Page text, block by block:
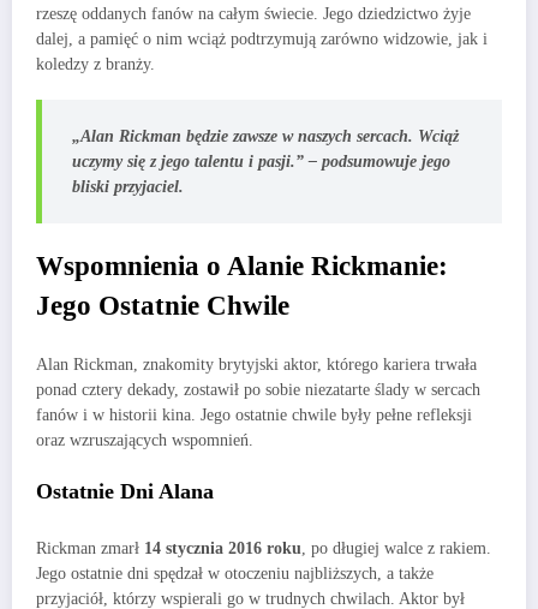
rzeszę oddanych fanów na całym świecie. Jego dziedzictwo żyje
dalej, a pamięć o nim wciąż podtrzymują zarówno widzowie, jak i
koledzy z branży.
„Alan Rickman będzie zawsze w naszych sercach. Wciąż
uczymy się z jego talentu i pasji.” – podsumowuje jego
bliski przyjaciel.
Wspomnienia o Alanie Rickmanie:
Jego Ostatnie Chwile
Alan Rickman, znakomity brytyjski aktor, którego kariera trwała
ponad cztery dekady, zostawił po sobie niezatarte ślady w sercach
fanów i w historii kina. Jego ostatnie chwile były pełne refleksji
oraz wzruszających wspomnień.
Ostatnie Dni Alana
Rickman zmarł 14 stycznia 2016 roku , po długiej walce z rakiem.
Jego ostatnie dni spędzał w otoczeniu najbliższych, a także
przyjaciół, którzy wspierali go w trudnych chwilach. Aktor był